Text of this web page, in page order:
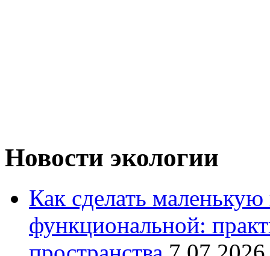
Новости экологии
Как сделать
функциональной: